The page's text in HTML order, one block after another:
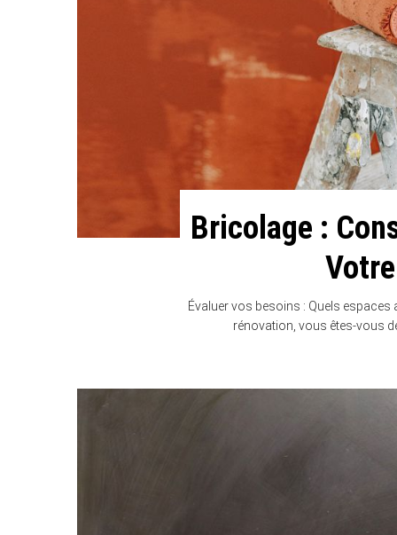
Bricolage :
Évaluer vos besoins : Quels espaces
rénovation, vous êtes-vous